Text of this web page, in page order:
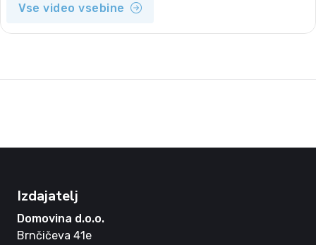
Vse video vsebine
Izdajatelj
Domovina d.o.o.
Brnčičeva 41e